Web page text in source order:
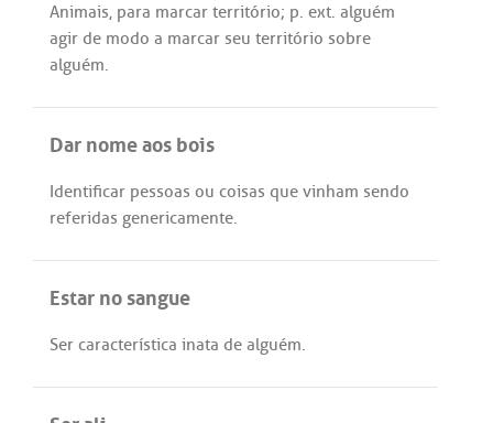
Animais, para marcar território; p. ext. alguém
agir de modo a marcar seu território sobre
alguém.
Dar nome aos bois
Identificar pessoas ou coisas que vinham sendo
referidas genericamente.
Estar no sangue
Ser característica inata de alguém.